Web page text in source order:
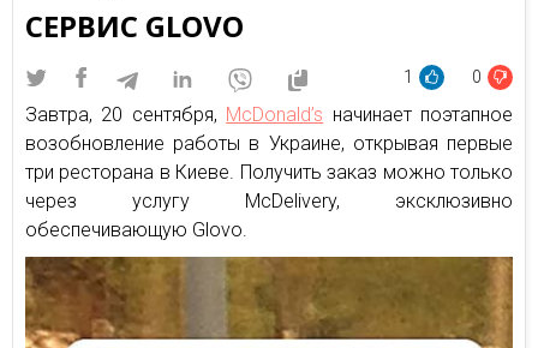
СЕРВИС GLOVO
1 0
Завтра, 20 сентября, McDonald’s начинает поэтапное
возобновление работы в Украине, открывая первые
три ресторана в Киеве. Получить заказ можно только
через услугу McDelivery, эксклюзивно
обеспечивающую Glovo.